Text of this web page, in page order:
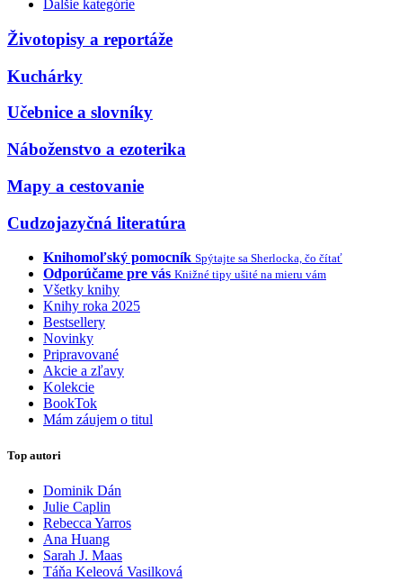
Ďalšie kategórie
Životopisy a reportáže
Kuchárky
Učebnice a slovníky
Náboženstvo a ezoterika
Mapy a cestovanie
Cudzojazyčná literatúra
Knihomoľský pomocník Spýtajte sa Sherlocka, čo čítať
Odporúčame pre vás Knižné tipy ušité na mieru vám
Všetky knihy
Knihy roka 2025
Bestsellery
Novinky
Pripravované
Akcie a zľavy
Kolekcie
BookTok
Mám záujem o titul
Top autori
Dominik Dán
Julie Caplin
Rebecca Yarros
Ana Huang
Sarah J. Maas
Táňa Keleová Vasilková